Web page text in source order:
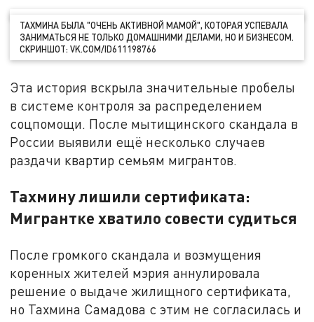
ТАХМИНА БЫЛА "ОЧЕНЬ АКТИВНОЙ МАМОЙ", КОТОРАЯ УСПЕВАЛА
ЗАНИМАТЬСЯ НЕ ТОЛЬКО ДОМАШНИМИ ДЕЛАМИ, НО И БИЗНЕСОМ.
СКРИНШОТ: VK.COM/ID611198766
Эта история вскрыла значительные пробелы
в системе контроля за распределением
соцпомощи. После мытищинского скандала в
России выявили ещё несколько случаев
раздачи квартир семьям мигрантов.
Тахмину лишили сертификата:
Мигрантке хватило совести судиться
После громкого скандала и возмущения
коренных жителей мэрия аннулировала
решение о выдаче жилищного сертификата,
но Тахмина Самадова с этим не согласилась и